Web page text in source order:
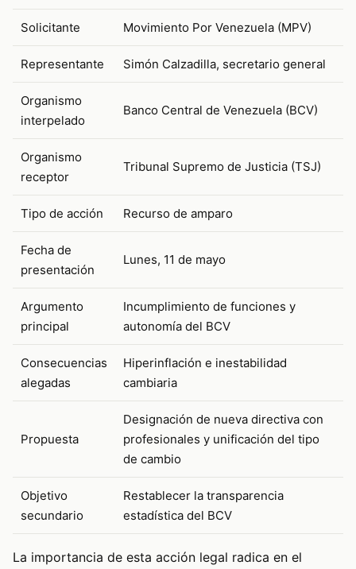
Solicitante Movimiento Por Venezuela (MPV)
Representante Simón Calzadilla, secretario general
Organismo
interpelado
Banco Central de Venezuela (BCV)
Organismo
receptor
Tribunal Supremo de Justicia (TSJ)
Tipo de acción Recurso de amparo
Fecha de
presentación
Lunes, 11 de mayo
Argumento
principal
Incumplimiento de funciones y
autonomía del BCV
Consecuencias
alegadas
Hiperinflación e inestabilidad
cambiaria
Propuesta
Designación de nueva directiva con
profesionales y unificación del tipo
de cambio
Objetivo
secundario
Restablecer la transparencia
estadística del BCV
La importancia de esta acción legal radica en el